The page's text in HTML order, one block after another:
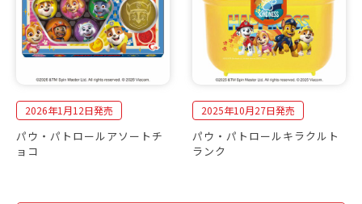
2026年1月12日発売
パウ・パトロールアソートチ
ョコ
2025年10月27日発売
パウ・パトロールキラクルト
ランク